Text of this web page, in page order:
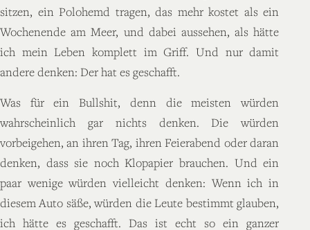
sitzen, ein Polohemd tragen, das mehr kostet als ein
Wochenende am Meer, und dabei aussehen, als hätte
ich mein Leben komplett im Griff. Und nur damit
andere denken: Der hat es geschafft.
Was für ein Bullshit, denn die meisten würden
wahrscheinlich gar nichts denken. Die würden
vorbeigehen, an ihren Tag, ihren Feierabend oder daran
denken, dass sie noch Klopapier brauchen. Und ein
paar wenige würden vielleicht denken: Wenn ich in
diesem Auto säße, würden die Leute bestimmt glauben,
ich hätte es geschafft. Das ist echt so ein ganzer